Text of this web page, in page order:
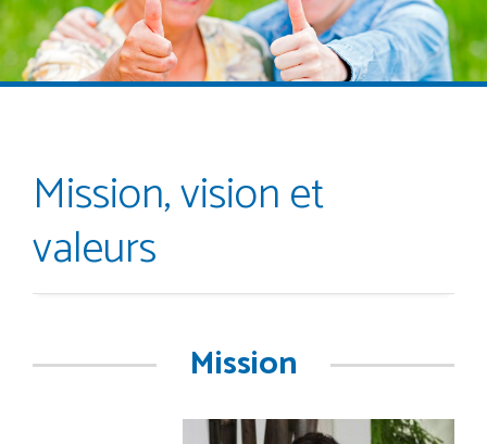
Mission, vision et
valeurs
Mission